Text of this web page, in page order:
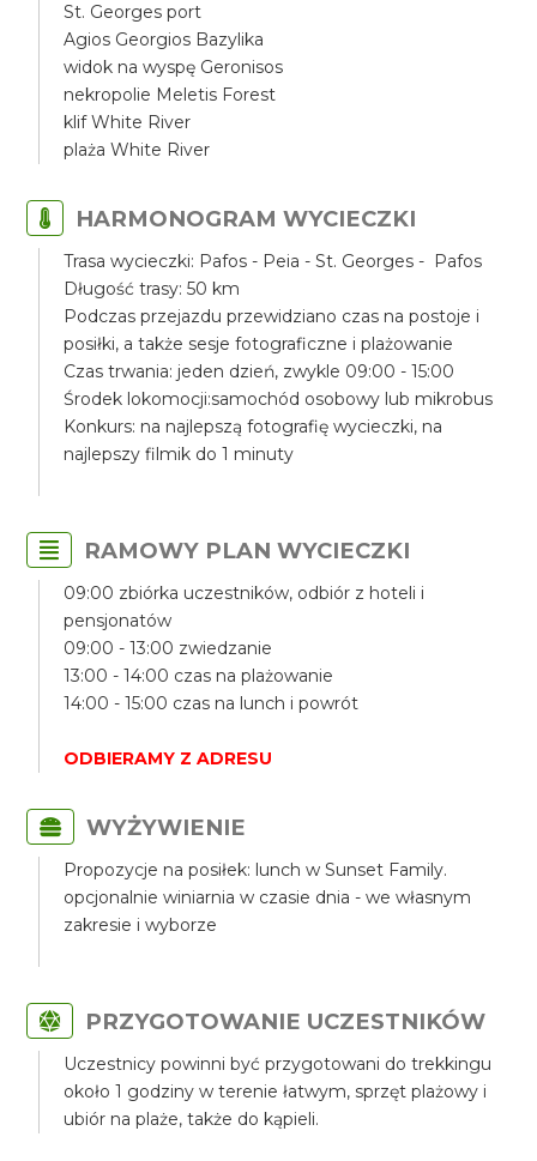
St. Georges port
Agios Georgios Bazylika
widok na wyspę Geronisos
nekropolie Meletis Forest
klif White River
plaża White River
HARMONOGRAM WYCIECZKI
Trasa wycieczki: Pafos - Peia - St. Georges - Pafos
Długość trasy: 50 km
Podczas przejazdu przewidziano czas na postoje i
posiłki, a także sesje fotograficzne i plażowanie
Czas trwania: jeden dzień, zwykle 09:00 - 15:00
Środek lokomocji:samochód osobowy lub mikrobus
Konkurs: na najlepszą fotografię wycieczki, na
najlepszy filmik do 1 minuty
RAMOWY PLAN WYCIECZKI
09:00 zbiórka uczestników, odbiór z hoteli i
pensjonatów
09:00 - 13:00 zwiedzanie
13:00 - 14:00 czas na plażowanie
14:00 - 15:00 czas na lunch i powrót
ODBIERAMY Z ADRESU
WYŻYWIENIE
Propozycje na posiłek: lunch w Sunset Family.
opcjonalnie winiarnia w czasie dnia - we własnym
zakresie i wyborze
PRZYGOTOWANIE UCZESTNIKÓW
Uczestnicy powinni być przygotowani do trekkingu
około 1 godziny w terenie łatwym, sprzęt plażowy i
ubiór na plaże, także do kąpieli.